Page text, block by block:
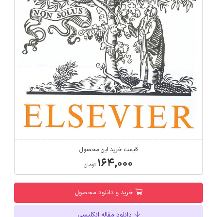
قیمت خرید این محصول
۱۶۴,۰۰۰ تومان
خرید و دانلود محصول
دانلود مقاله انگلیسی